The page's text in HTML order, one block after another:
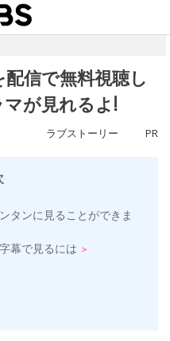
信で無料視聴し
が見れるよ!
ラブストーリー PR
タンに見ることができま
幕で見るには